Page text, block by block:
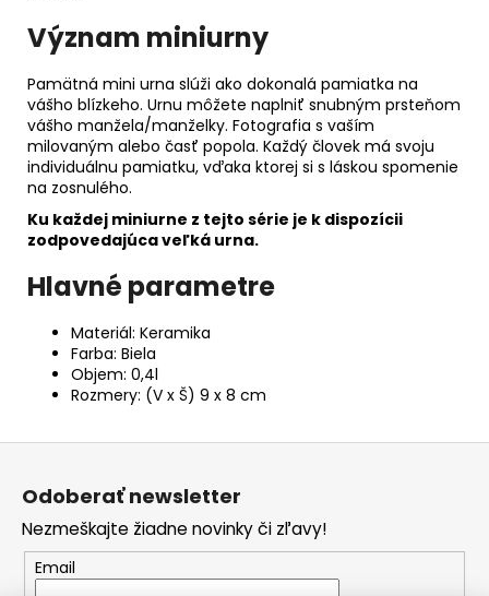
Význam miniurny
Pamätná mini urna slúži ako dokonalá pamiatka na
vášho blízkeho. Urnu môžete naplniť snubným prsteňom
vášho manžela/manželky. Fotografia s vaším
milovaným alebo časť popola. Každý človek má svoju
individuálnu pamiatku, vďaka ktorej si s láskou spomenie
na zosnulého.
Ku každej miniurne z tejto série je k dispozícii
zodpovedajúca veľká urna.
Hlavné parametre
Materiál: Keramika
Farba: Biela
Objem: 0,4l
Rozmery: (V x Š) 9 x 8 cm
Odoberať newsletter
Nezmeškajte žiadne novinky či zľavy!
Email